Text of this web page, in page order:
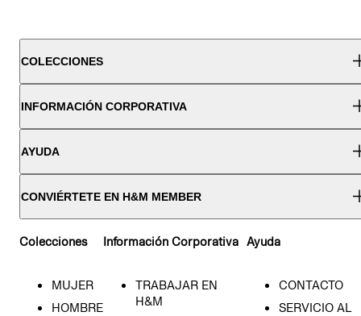
COLECCIONES
INFORMACIÓN CORPORATIVA
AYUDA
CONVIÉRTETE EN H&M MEMBER
Colecciones
MUJER
HOMBRE
Información Corporativa
TRABAJAR EN
H&M
Ayuda
CONTACTO
SERVICIO AL